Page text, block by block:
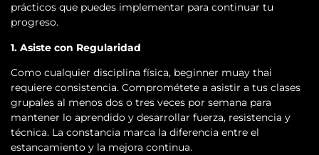
prácticos que puedes implementar para continuar tu
progreso.
1. Asiste con Regularidad
Como cualquier disciplina física, beginner muay thai
requiere consistencia. Comprométete a asistir a tus clases
grupales al menos dos o tres veces por semana para
mantener lo aprendido y desarrollar fuerza, resistencia y
técnica. La constancia marca la diferencia entre el
estancamiento y la mejora continua.